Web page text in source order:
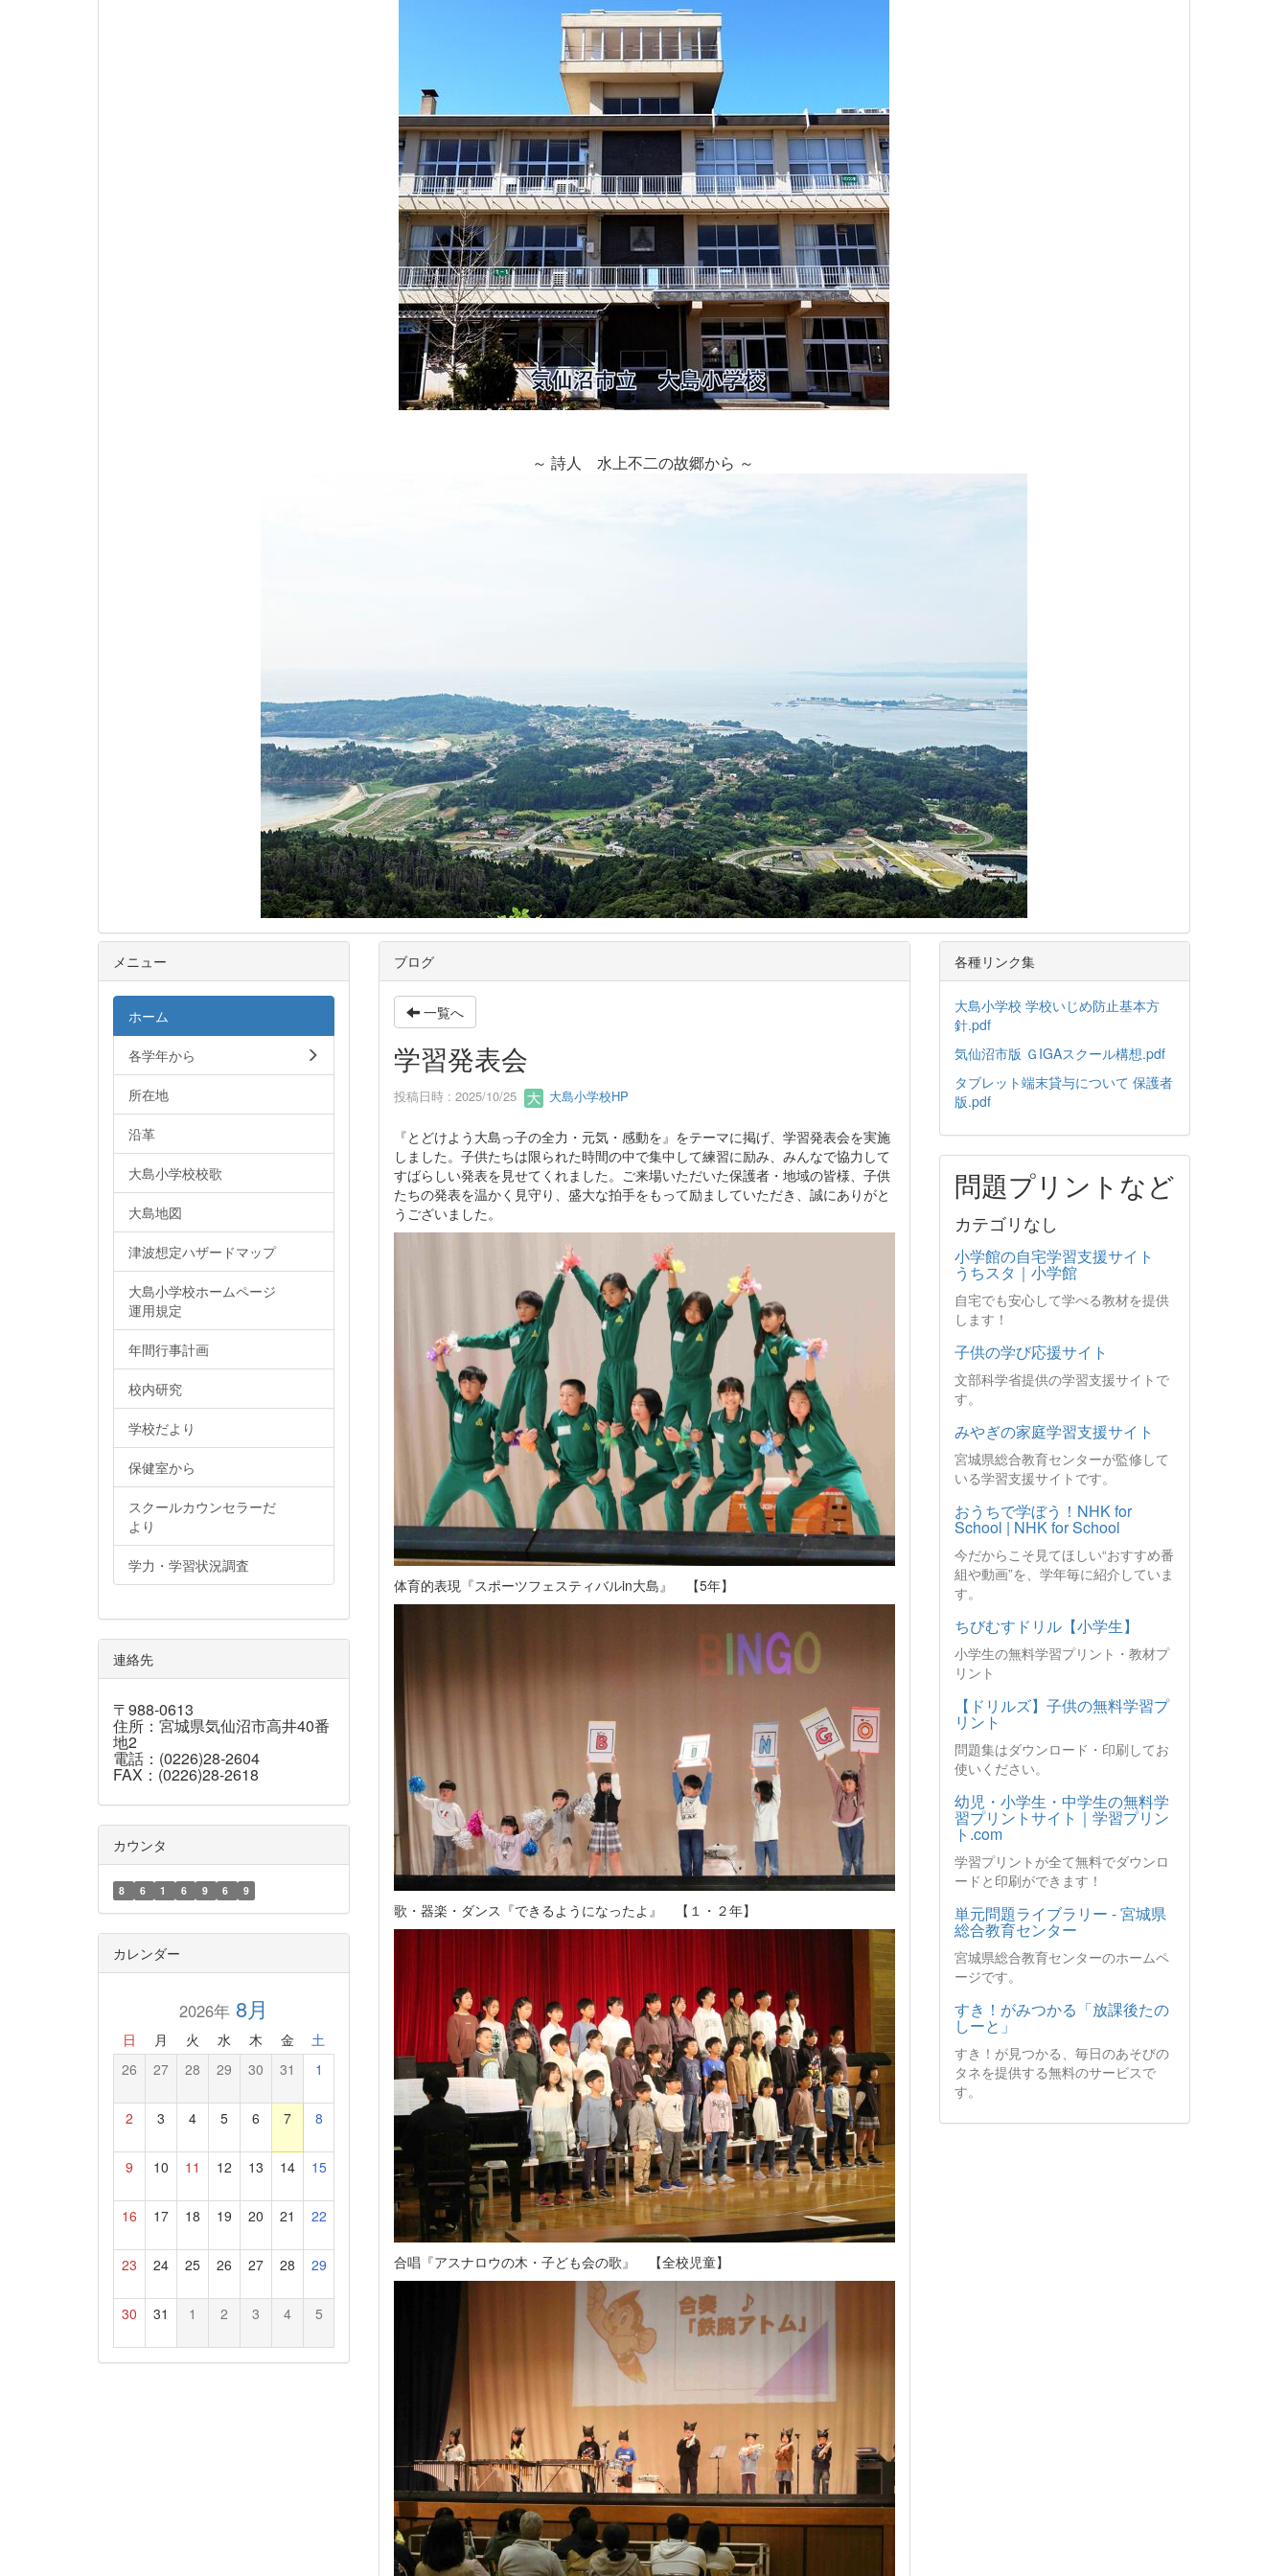
～ 詩人 水上不二の故郷から ～
ブログ
一覧へ
学習発表会
投稿日時 : 2025/10/25 大島小学校HP
『とどけよう大島っ子の全力・元気・感動を』をテーマに掲げ、学習発表会を実施
しました。子供たちは限られた時間の中で集中して練習に励み、みんなで協力して
すばらしい発表を見せてくれました。ご来場いただいた保護者・地域の皆様、子供
たちの発表を温かく見守り、盛大な拍手をもって励ましていただき、誠にありがと
うございました。
体育的表現『スポーツフェスティバルin大島』 【5年】
歌・器楽・ダンス『できるようになったよ』 【１・２年】
合唱『アスナロウの木・子ども会の歌』 【全校児童】
メニュー
ホーム
各学年から
所在地
沿革
大島小学校校歌
大島地図
津波想定ハザードマップ
大島小学校ホームページ
運用規定
年間行事計画
校内研究
学校だより
保健室から
スクールカウンセラーだ
より
学力・学習状況調査
連絡先
〒988-0613
住所：宮城県気仙沼市高井40番
地2
電話：(0226)28-2604
FAX：(0226)28-2618
カウンタ
8 6 1 6 9 6 9
カレンダー
2026年8月
日 月 火 水 木 金 土
26 27 28 29 30 31 1
2 3 4 5 6 7 8
9 10 11 12 13 14 15
16 17 18 19 20 21 22
23 24 25 26 27 28 29
30 31 1 2 3 4 5
各種リンク集
大島小学校 学校いじめ防止基本方
針.pdf
気仙沼市版 ＧIGAスクール構想.pdf
タブレット端末貸与について 保護者
版.pdf
問題プリントなど
カテゴリなし
小学館の自宅学習支援サイト
うちスタ｜小学館
自宅でも安心して学べる教材を提供
します！
子供の学び応援サイト
文部科学省提供の学習支援サイトで
す。
みやぎの家庭学習支援サイト
宮城県総合教育センターが監修して
いる学習支援サイトです。
おうちで学ぼう！NHK for
School | NHK for School
今だからこそ見てほしい“おすすめ番
組や動画”を、学年毎に紹介していま
す。
ちびむすドリル【小学生】
小学生の無料学習プリント・教材プ
リント
【ドリルズ】子供の無料学習プ
リント
問題集はダウンロード・印刷してお
使いください。
幼児・小学生・中学生の無料学
習プリントサイト｜学習プリン
ト.com
学習プリントが全て無料でダウンロ
ードと印刷ができます！
単元問題ライブラリー - 宮城県
総合教育センター
宮城県総合教育センターのホームペ
ージです。
すき！がみつかる「放課後たの
しーと」
すき！が見つかる、毎日のあそびの
タネを提供する無料のサービスで
す。